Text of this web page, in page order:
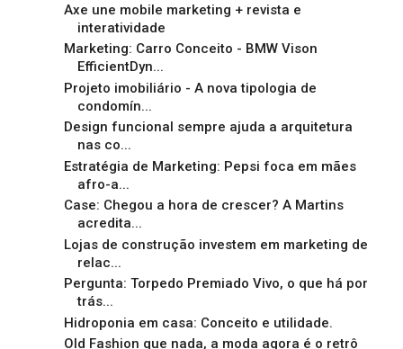
Axe une mobile marketing + revista e
interatividade
Marketing: Carro Conceito - BMW Vison
EfficientDyn...
Projeto imobiliário - A nova tipologia de
condomín...
Design funcional sempre ajuda a arquitetura
nas co...
Estratégia de Marketing: Pepsi foca em mães
afro-a...
Case: Chegou a hora de crescer? A Martins
acredita...
Lojas de construção investem em marketing de
relac...
Pergunta: Torpedo Premiado Vivo, o que há por
trás...
Hidroponia em casa: Conceito e utilidade.
Old Fashion que nada, a moda agora é o retrô